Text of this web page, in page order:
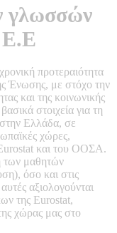
γλωσσών
Ε.Ε
προτεραιότητα
Ένωσης, με στόχο την
και της κοινωνικής
στοιχεία για τη
Ελλάδα, σε
χώρες,
και του ΟΟΣΑ.
των μαθητών
όσο και στις
αξιολογούνται
της Eurostat,
χώρας μας στο